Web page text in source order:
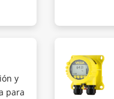
y
para